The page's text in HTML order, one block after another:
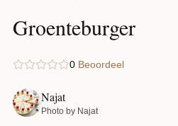
Groenteburger
0 Beoordeel
Najat
Photo by Najat